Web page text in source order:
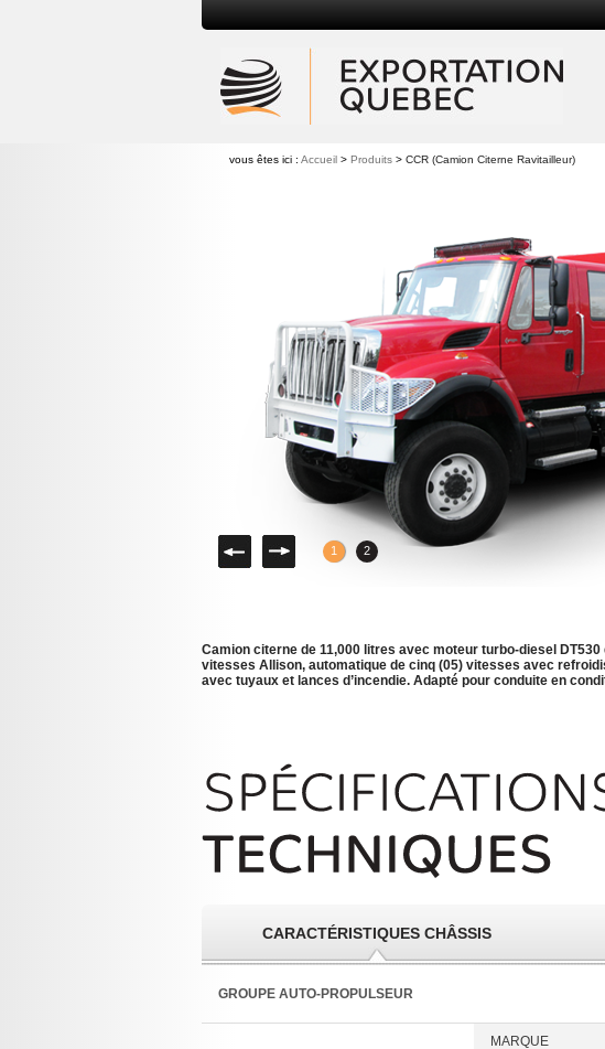
vous êtes ici : Accueil> Produits> CCR (Camion Citerne Ravitailleur)
Droite1 2
Camion citerne de 11,000 litres avec moteur turbo-diesel DT530
vitesses Allison, automatique de cinq (05) vitesses avec
avec tuyaux et lances d’incendie. Adapté pour conduite en
CARACTÉRISTIQUES CHÂSSIS
GROUPE AUTO-PROPULSEUR
MARQUE